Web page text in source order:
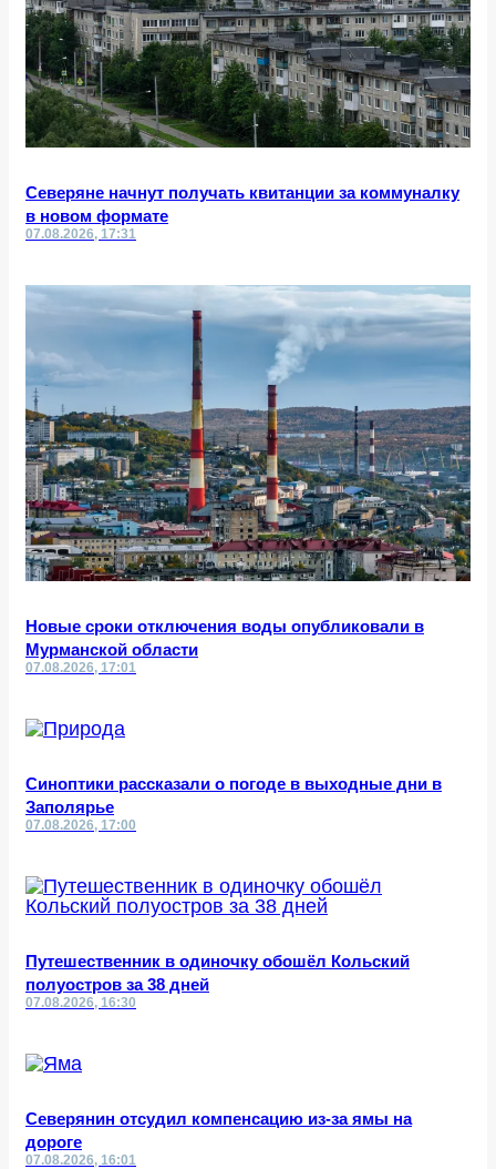
Северяне начнут получать квитанции за коммуналку
в новом формате
07.08.2026, 17:31
Новые сроки отключения воды опубликовали в
Мурманской области
07.08.2026, 17:01
Синоптики рассказали о погоде в выходные дни в
Заполярье
07.08.2026, 17:00
Путешественник в одиночку обошёл Кольский
полуостров за 38 дней
07.08.2026, 16:30
Северянин отсудил компенсацию из-за ямы на
дороге
07.08.2026, 16:01